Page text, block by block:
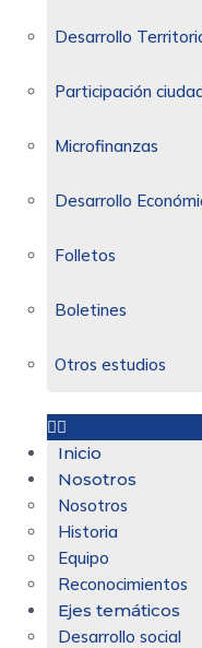
Desarrollo
Participación
Microfinanzas
Desarrollo
Folletos
Boletines
Otros estudios
Inicio
Nosotros
Nosotros
Historia
Equipo
Reconocimientos
Ejes temáticos
Desarrollo social